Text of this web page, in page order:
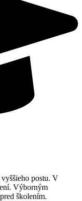
postu. V
Výborným
školením.